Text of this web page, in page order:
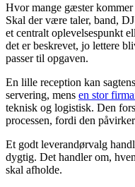
Hvor mange gæster kommer
Skal der være taler, band,
et centralt oplevelsespunkt
det er beskrevet, jo lettere
passer til opgaven.
En lille reception kan
servering, mens en stor
teknisk og logistisk. Den
processen, fordi den
Et godt leverandørvalg
dygtig. Det handler om,
skal afholde.